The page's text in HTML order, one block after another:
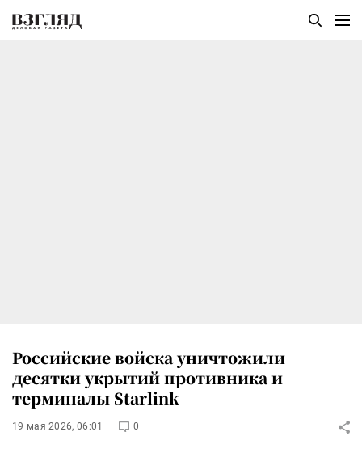
Российские войска уничтожили
десятки укрытий противника и
терминалы Starlink
19 мая 2026, 06:01 0